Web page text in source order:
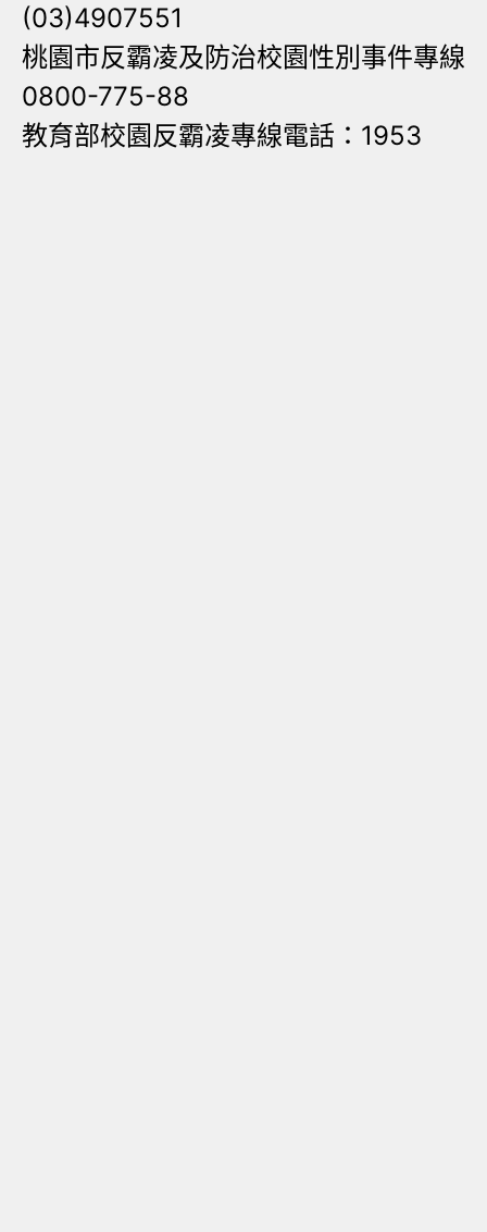
(03)4907551
桃園市反霸凌及防治校園性別事件專線
0800-775-88
教育部校園反霸凌專線電話：1953